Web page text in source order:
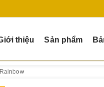
thiệu Sản phẩm